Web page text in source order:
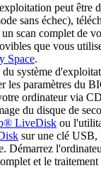
peut être
sans échec),
un scan complet de
que vous
Space.
du système
les paramètres du
ordinateur via
du disque de
LiveDisk ou
sur une clé USB,
Démarrez
et le traitement